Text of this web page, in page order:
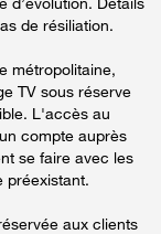
de résiliation.
métropolitaine,
TV sous réserve
L'accès au
compte auprès
se faire avec les
préexistant.
aux clients